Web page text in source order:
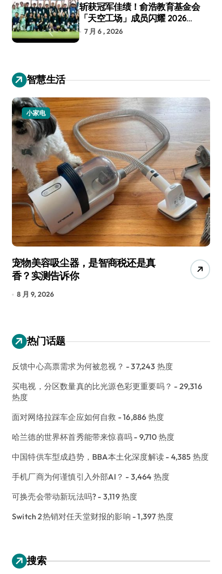
斩获冠军佳绩！俞浩教育基金会
「天空工场」成员闪耀 2026
RoboCup 机器人世界杯
7 月 6 , 2026
智慧生活
小家电
宠物美容吸尘器，是智商税还是真
香？实测告诉你
8 月 9, 2026
热门话题
反馈中心高票需求为何被忽视？ - 37,243 热度
买电视，分区数量真的比光源色彩更重要吗？ - 29,316
热度
面对网络拉踩车企应如何自救 - 16,886 热度
哈兰德的世界杯首秀能带来惊喜吗 - 9,710 热度
中国特供车型成趋势，BBA本土化深度解读 - 4,385 热度
手机厂商为何谨慎引入外部AI？ - 3,464 热度
可换壳会带动新玩法吗? - 3,119 热度
Switch 2热销对任天堂财报的影响 - 1,397 热度
搜索